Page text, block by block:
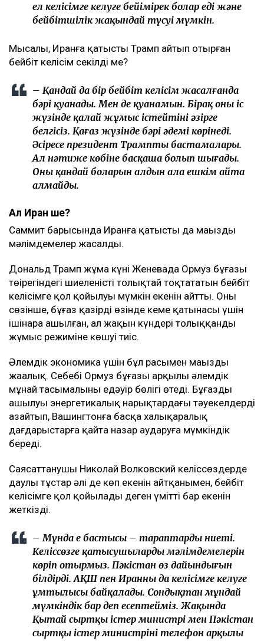
ел келісімге келуге бейімірек болар еді және
бейбітшілік жақындай түсуі мүмкін.
Мысалы, Иранға қатысты Трамп айтып отырған
бейбіт келісім секілді ме?
– Қандай да бір бейбіт келісім жасалғанда
бәрі қуанады. Мен де қуанамын. Бірақ оның іс
жүзінде қалай жұмыс істейтіні әзірге
белгісіз. Қағаз жүзінде бәрі әдемі көрінеді.
Әсіресе президент Трамптың бастамалары.
Ал нәтиже көбіне басқаша болып шығады.
Оның қандай боларын алдын ала ешкім айта
алмайды.
Ал Иран ше?
Саммит барысында Иранға қатысты да маңызды
мәлімдемелер жасалды.
Дональд Трамп жұма күні Женевада Ормуз бұғазы
төңірегіндегі шиеленісті толықтай тоқтататын бейбіт
келісімге қол қойылуы мүмкін екенін айтты. Оның
сөзінше, бұғаз қазірдің өзінде кеме қатынасы үшін
ішінара ашылған, ал жақын күндері толыққанды
жұмыс режиміне көшуі тиіс.
Әлемдік экономика үшін бұл расымен маңызды
жаңалық. Себебі Ормуз бұғазы арқылы әлемдік
мұнай тасымалының едәуір бөлігі өтеді. Бұғаздың
ашылуы энергетикалық нарықтардағы тәуекелдерді
азайтып, Вашингтонға басқа халықаралық
дағдарыстарға қайта назар аударуға мүмкіндік
береді.
Саясаттанушы Николай Волковский келіссөздерде
даулы тұстар әлі де көп екенін айтқанымен, бейбіт
келісімге қол қойылады деген үміттің бар екенін
жеткізді.
– Мұнда ең бастысы – тараптардың ниеті.
Келіссөзге қатысушылардың мәлімдемелерін
көріп отырмыз. Пәкістан өз дайындығын
білдірді. АҚШ пен Иранның да келісімге келуге
ұмтылысы байқалады. Сондықтан мұндай
мүмкіндік бар деп есептейміз. Жақында
Қытай сыртқы істер министрі мен Пәкістан
сыртқы істер министрінің телефон арқылы